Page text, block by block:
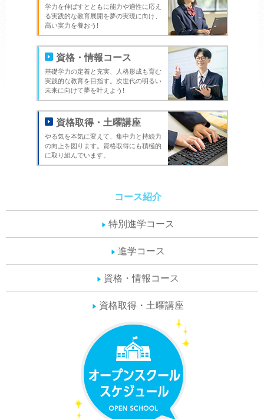
学力を伸ばすとともに能力や適性に応え
る実践的な教育展開を夢の実現に向け、
高い実力を養おう!
資格・情報コース
基礎学力の定着と充実、人格形成も育む
実践的な教育を目指す。次世代の明るい
未来に向けて夢を叶えよう!
資格取得・土曜講座
やる気を本気に変えて、集中力と持続力
の向上を図ります。資格取得にも積極的
に取り組んでいます。
コース紹介
特別進学コース
進学コース
資格・情報コース
資格取得・土曜講座